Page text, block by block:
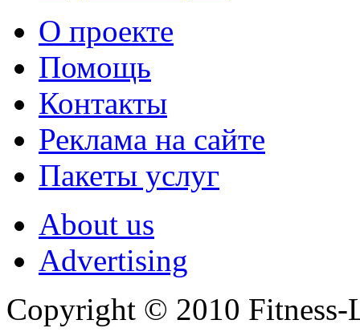
О проекте
Помощь
Контакты
Реклама на сайте
Пакеты услуг
About us
Advertising
Copyright © 2010